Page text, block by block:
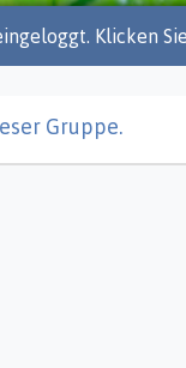
Klicken
Gruppe.